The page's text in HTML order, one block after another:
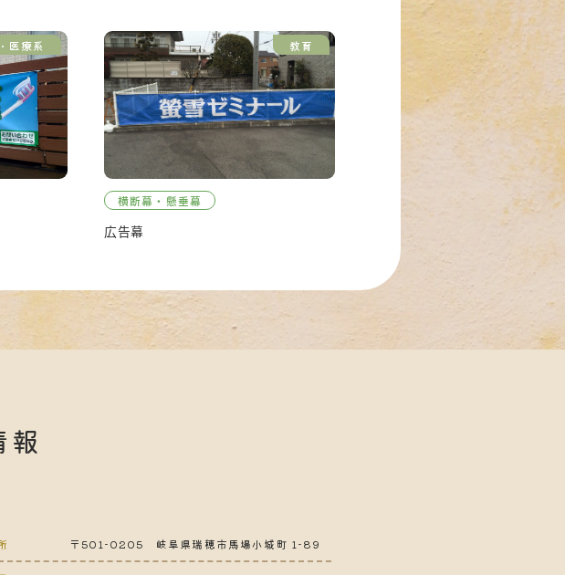
医療系 教育
横断幕・懸垂幕
広告幕
報
〒501-0205 岐阜県瑞穂市馬場小城町 1-89